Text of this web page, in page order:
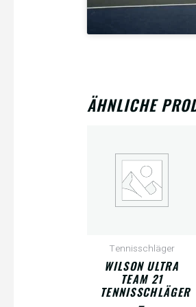
ÄHNLICHE
Tennisschläger
WILSON ULTRA
TEAM 21
TENNISSCHLÄGER